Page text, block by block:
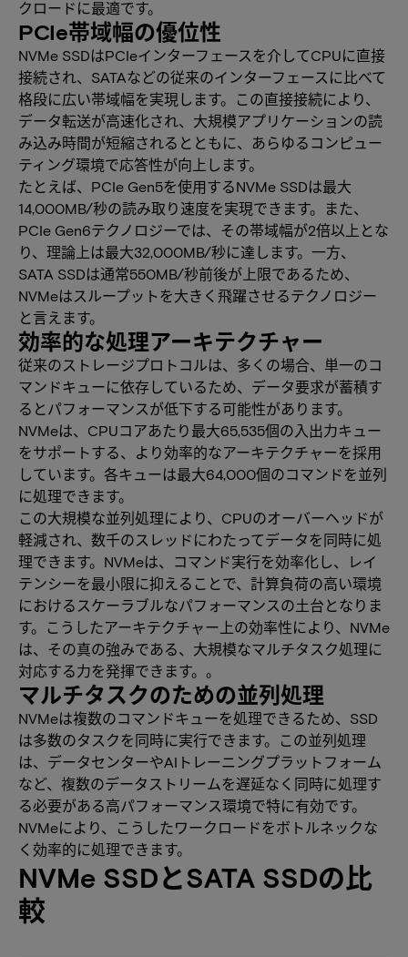
クロードに最適です。
PCIe帯域幅の優位性
NVMe SSDはPCIeインターフェースを介してCPUに直接
接続され、SATAなどの従来のインターフェースに比べて
格段に広い帯域幅を実現します。この直接接続により、
データ転送が高速化され、大規模アプリケーションの読
み込み時間が短縮されるとともに、あらゆるコンピュー
ティング環境で応答性が向上します。
たとえば、PCIe Gen5を使用するNVMe SSDは最大
14,000MB/秒の読み取り速度を実現できます。また、
PCIe Gen6テクノロジーでは、その帯域幅が2倍以上とな
り、理論上は最大32,000MB/秒に達します。一方、
SATA SSDは通常550MB/秒前後が上限であるため、
NVMeはスループットを大きく飛躍させるテクノロジー
と言えます。
効率的な処理アーキテクチャー
従来のストレージプロトコルは、多くの場合、単一のコ
マンドキューに依存しているため、データ要求が蓄積す
るとパフォーマンスが低下する可能性があります。
NVMeは、CPUコアあたり最大65,535個の入出力キュー
をサポートする、より効率的なアーキテクチャーを採用
しています。各キューは最大64,000個のコマンドを並列
に処理できます。
この大規模な並列処理により、CPUのオーバーヘッドが
軽減され、数千のスレッドにわたってデータを同時に処
理できます。NVMeは、コマンド実行を効率化し、レイ
テンシーを最小限に抑えることで、計算負荷の高い環境
におけるスケーラブルなパフォーマンスの土台となりま
す。こうしたアーキテクチャー上の効率性により、NVMe
は、その真の強みである、大規模なマルチタスク処理に
対応する力を発揮できます。。
マルチタスクのための並列処理
NVMeは複数のコマンドキューを処理できるため、SSD
は多数のタスクを同時に実行できます。この並列処理
は、データセンターやAIトレーニングプラットフォーム
など、複数のデータストリームを遅延なく同時に処理す
る必要がある高パフォーマンス環境で特に有効です。
NVMeにより、こうしたワークロードをボトルネックな
く効率的に処理できます。
NVMe SSDとSATA SSDの比
較